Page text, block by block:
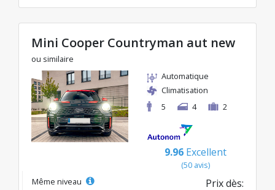
Mini Cooper Countryman aut new
ou similaire
Automatique
Climatisation
5
4 2
9.96 Excellent
(50 avis)
Même niveau
Prix dès: